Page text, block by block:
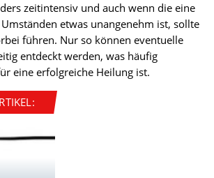
zeitintensiv und auch wenn die eine
etwas unangenehm ist, sollte
führen. Nur so können eventuelle
entdeckt werden, was häufig
eine erfolgreiche Heilung ist.